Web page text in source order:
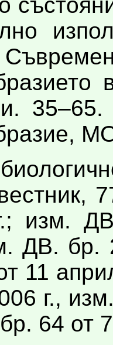
изм.
ДВ. бр.
11
г.,
64 от